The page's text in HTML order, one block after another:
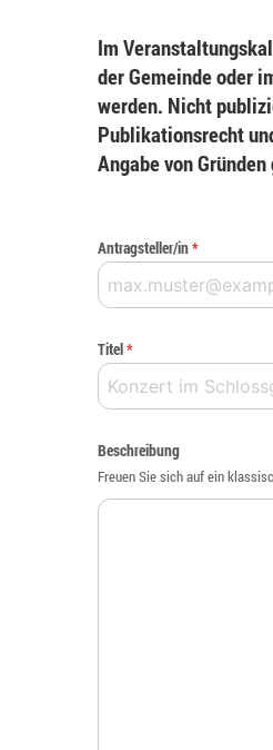
Im
der Gemeinde oder
werden. Nicht
Publikationsrecht
Angabe von
Antragsteller/in*
Titel*
Beschreibung
Freuen Sie sich auf ein